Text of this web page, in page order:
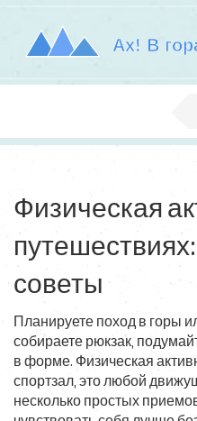
Физическая
советы
Планируете поход в горы
собираете рюкзак,
в форме. Физическая
спортзал, это любой
несколько простых